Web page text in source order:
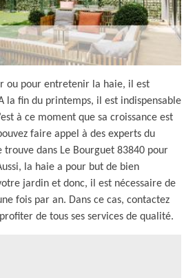
ou pour entretenir la haie, il est
la fin du printemps, il est indispensable
à ce moment que sa croissance est
faire appel à des experts du
trouve dans Le Bourguet 83840 pour
la haie a pour but de bien
jardin et donc, il est nécessaire de
fois par an. Dans ce cas, contactez
de tous ses services de qualité.